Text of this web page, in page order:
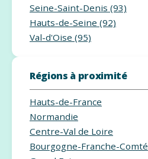
Seine-Saint-Denis (93)
Hauts-de-Seine (92)
Val-d'Oise (95)
Régions à proximité
Hauts-de-France
Normandie
Centre-Val de Loire
Bourgogne-Franche-Comté